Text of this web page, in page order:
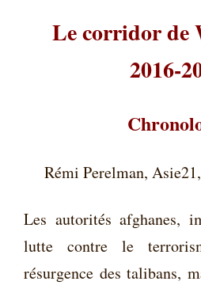
Le corridor de
2016-
Rémi Perelman,
Les autorités afghanes,
lutte contre le
résurgence des talibans,